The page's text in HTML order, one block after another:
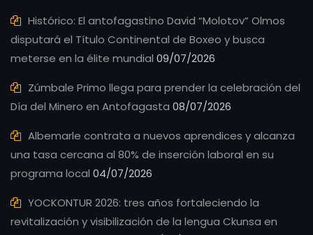
Histórico: El antofagastino David “Molotov” Olmos
disputará el Título Continental de Boxeo y busca
meterse en la élite mundial 09/07/2026
Zúmbale Primo llega para prender la celebración del
Día del Minero en Antofagasta 08/07/2026
Albemarle contrata a nuevos aprendices y alcanza
una tasa cercana al 80% de inserción laboral en su
programa local 04/07/2026
YOCKONTUR 2026: tres años fortaleciendo la
revitalización y visibilización de la lengua Ckunsa en